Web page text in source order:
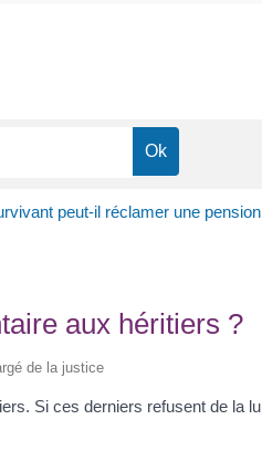
peut-il réclamer une
aux héritiers ?
de la justice
Si ces derniers refusent de la